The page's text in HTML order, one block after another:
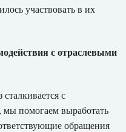
участвовать в их
с отраслевыми
с
мы помогаем выработать
обращения